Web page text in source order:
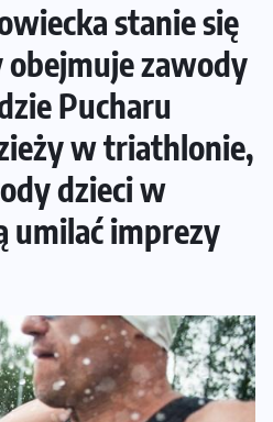
stanie się
zawody
Pucharu
w triathlonie,
dzieci w
umilać imprezy